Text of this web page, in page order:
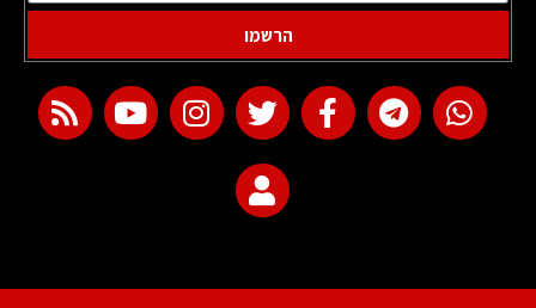
הרשמו